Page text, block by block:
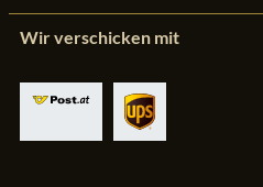
Wir verschicken mit